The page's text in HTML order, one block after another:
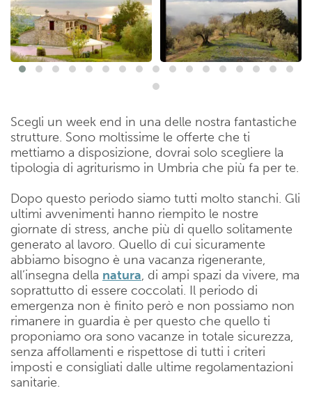
Scegli un week end in una delle nostra fantastiche
strutture. Sono moltissime le offerte che ti
mettiamo a disposizione, dovrai solo scegliere la
tipologia di agriturismo in Umbria che più fa per te.
Dopo questo periodo siamo tutti molto stanchi. Gli
ultimi avvenimenti hanno riempito le nostre
giornate di stress, anche più di quello solitamente
generato al lavoro. Quello di cui sicuramente
abbiamo bisogno è una vacanza rigenerante,
all’insegna della natura, di ampi spazi da vivere, ma
soprattutto di essere coccolati. Il periodo di
emergenza non è finito però e non possiamo non
rimanere in guardia è per questo che quello ti
proponiamo ora sono vacanze in totale sicurezza,
senza affollamenti e rispettose di tutti i criteri
imposti e consigliati dalle ultime regolamentazioni
sanitarie.